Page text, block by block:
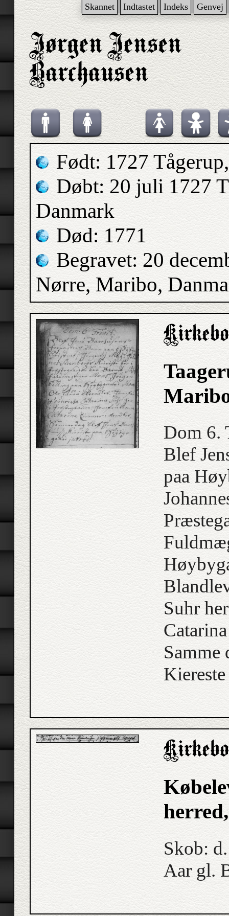
Skannet Indtastet Indeks Genvej
Født: 1727
Døbt: 20 juli 1727
Danmark
Død: 1771
Begravet: 20
Nørre, Maribo,
Dom 6.
Blef
paa
Suhr
Samme
Skob:
Aar gl.